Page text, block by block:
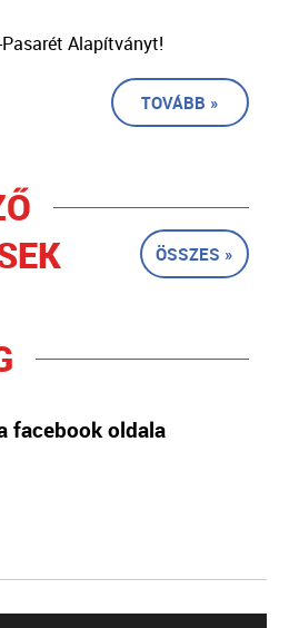
Alapítványt!
TOVÁBB »
ÖSSZES »
facebook oldala